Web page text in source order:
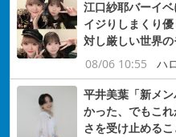
江口紗耶バーイ
イジりしまくり
対し厳しい世界
08/06 10:55
ハ
平井美葉「新メ
かった、でもこ
さを受け止めるこ